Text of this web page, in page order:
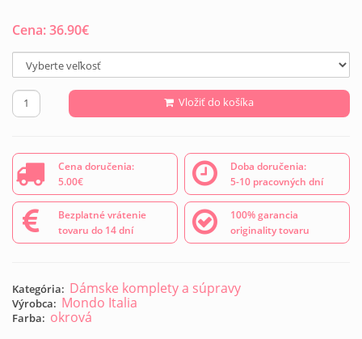
Cena:36.90€
Vložiť do košíka
Cena doručenia:
5.00€
Doba doručenia:
5-10 pracovných dní
Bezplatné vrátenie
tovaru do 14 dní
100% garancia
originality tovaru
Kategória: Dámske komplety a súpravy
Výrobca: Mondo Italia
Farba: okrová